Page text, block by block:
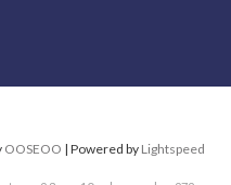
OOSEOO | Powered by Lightspeed